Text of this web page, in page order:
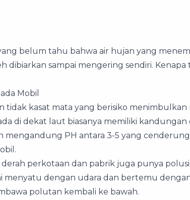
belum tahu bahwa air hujan yang
dibiarkan sampai mengering sendiri.
Mobil
kasat mata yang berisiko menimbulkan
di dekat laut biasanya memiliki kandungan
mengandung PH antara 3-5 yang cenderung
perkotaan dan pabrik juga punya
menyatu dengan udara dan bertemu
polutan kembali ke bawah.